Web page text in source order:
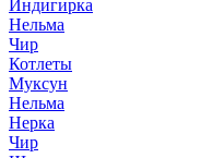
Индигирка
Нельма
Чир
Котлеты
Муксун
Нельма
Нерка
Чир